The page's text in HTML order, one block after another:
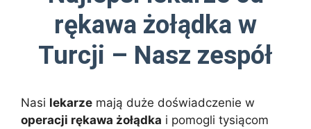
rękawa żołądka w
Turcji – Nasz zespół
Nasi lekarze mają duże doświadczenie w
operacji rękawa żołądka i pomogli tysiącom